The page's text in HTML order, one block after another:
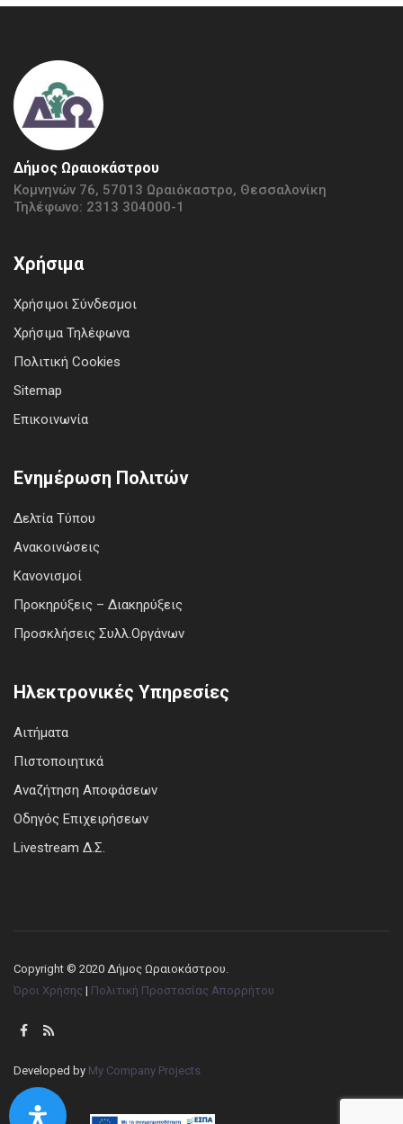
Δήμος Ωραιοκάστρου
Κομνηνών 76, 57013 Ωραιόκαστρο, Θεσσαλονίκη
Τηλέφωνο: 2313 304000-1
Χρήσιμα
Χρήσιμοι Σύνδεσμοι
Χρήσιμα Τηλέφωνα
Πολιτική Cookies
Sitemap
Επικοινωνία
Ενημέρωση Πολιτών
Δελτία Τύπου
Ανακοινώσεις
Κανονισμοί
Προκηρύξεις – Διακηρύξεις
Προσκλήσεις Συλλ.Οργάνων
Ηλεκτρονικές Υπηρεσίες
Αιτήματα
Πιστοποιητικά
Αναζήτηση Αποφάσεων
Οδηγός Επιχειρήσεων
Livestream Δ.Σ.
Copyright © 2020 Δήμος Ωραιοκάστρου.
Όροι Χρήσης | Πολιτική Προστασίας Απορρήτου
Developed by My Company Projects